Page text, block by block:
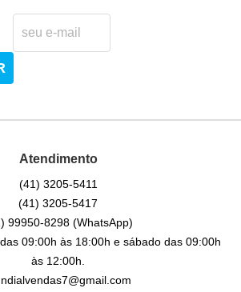
Atendimento
(41) 3205-5411
(41) 3205-5417
99950-8298 (WhatsApp)
09:00h às 18:00h e sábado das 09:00h
às 12:00h.